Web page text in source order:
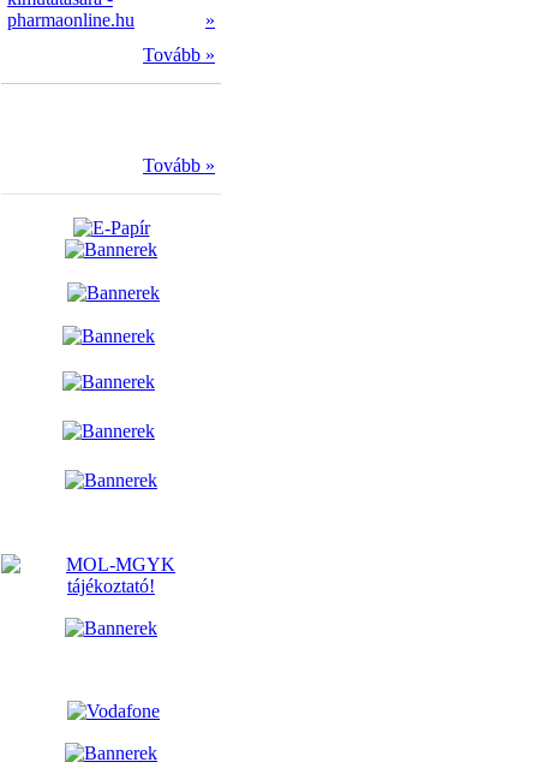
pharmaonline.hu
»
Tovább »
Tovább »